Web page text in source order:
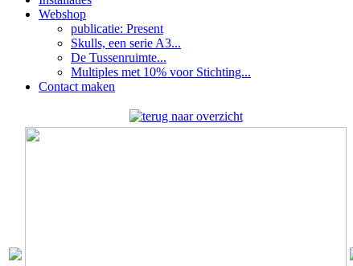
Webshop
publicatie: Present
Skulls, een serie A3...
De Tussenruimte...
Multiples met 10% voor Stichting...
Contact maken